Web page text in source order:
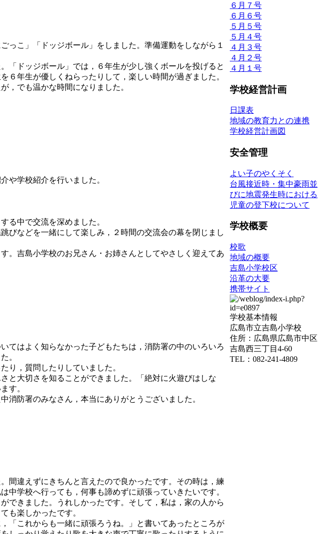
こ」「ドッジボール」をしました。準備運動をしながら１
ドッジボール」では，６年生が少し強くボールを投げると
６年生が優しくねらったりして，楽しい時間が過ぎました。
，でも温かな時間になりました。
や学校紹介を行いました。
る中で交流を深めました。
びなどを一緒にして楽しみ，２時間の交流会の幕を閉じまし
。吉島小学校のお兄さん・お姉さんとしてやさしく迎えてあ
てはよく知らなかった子どもたちは，消防署の中のいろいろ
。
り，質問したりしていました。
と大切さを知ることができました。「絶対に火遊びはしな
す。
防署のみなさん，本当にありがとうございました。
間違えずにきちんと言えたので良かったです。その時は，練
中学校へ行っても，何事も諦めずに頑張っていきたいです。
できました。うれしかったです。そして，私は，家の人から
も楽しかったです。
「これからも一緒に頑張ろうね。」と書いてあったところが
６月７号
６月６号
５月５号
５月４号
４月３号
４月２号
４月１号
学校経営計画
日課表
地域の教育力との連携
学校経営計画図
安全管理
よい子のやくそく
台風接近時・集中豪雨並
びに地震発生時における
児童の登下校について
学校概要
校歌
地域の概要
吉島小学校区
沿革の大要
携帯サイト
学校基本情報
広島市立吉島小学校
住所：広島県広島市中区
吉島西三丁目4-60
TEL：082-241-4809